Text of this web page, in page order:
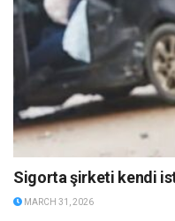
Sigorta şirketi kendi
MARCH 31, 2026